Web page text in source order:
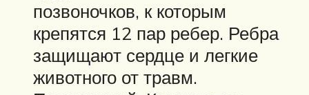
позвоночков, к которым
крепятся 12 пар ребер. Ребра
защищают сердце и легкие
животного от травм.